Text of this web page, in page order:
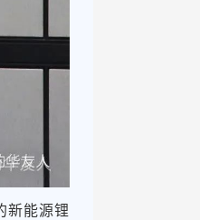
新能源锂